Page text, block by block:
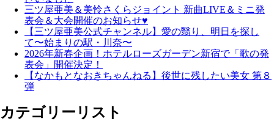
三ツ屋亜美＆美怜さくらジョイント 新曲LIVE＆ミニ発
表会＆大会開催のお知らせ♥
【三ツ屋亜美公式チャンネル】愛の翳り、明日を探し
て〜始まりの駅・川奈〜
2026年新春企画！ホテルローズガーデン新宿で「歌の発
表会」開催決定！
【なかもとなおきちゃんねる】後世に残したい美女 第８
弾
カテゴリーリスト